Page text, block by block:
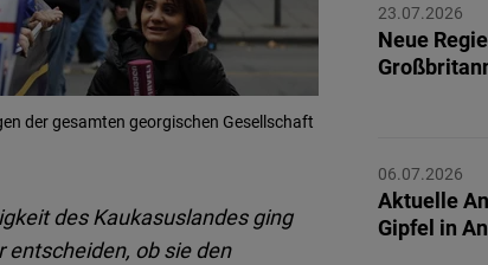
der gesamten georgischen Gesellschaft
des Kaukasuslandes ging
entscheiden, ob sie den
23.07.2026
Neue
06.07.2026
Aktuelle
Gipfel in
Embed
Newsletter2go